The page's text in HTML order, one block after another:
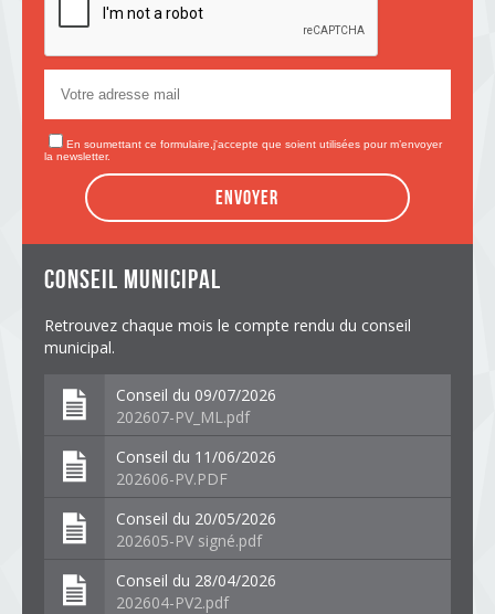
En soumettant ce formulaire,j'accepte que soient utilisées pour m’envoyer
la newsletter.
Envoyer
conseil municipal
Retrouvez chaque mois le compte rendu du conseil
municipal.
Conseil du 09/07/2026
202607-PV_ML.pdf
Conseil du 11/06/2026
202606-PV.PDF
Conseil du 20/05/2026
202605-PV signé.pdf
Conseil du 28/04/2026
202604-PV2.pdf